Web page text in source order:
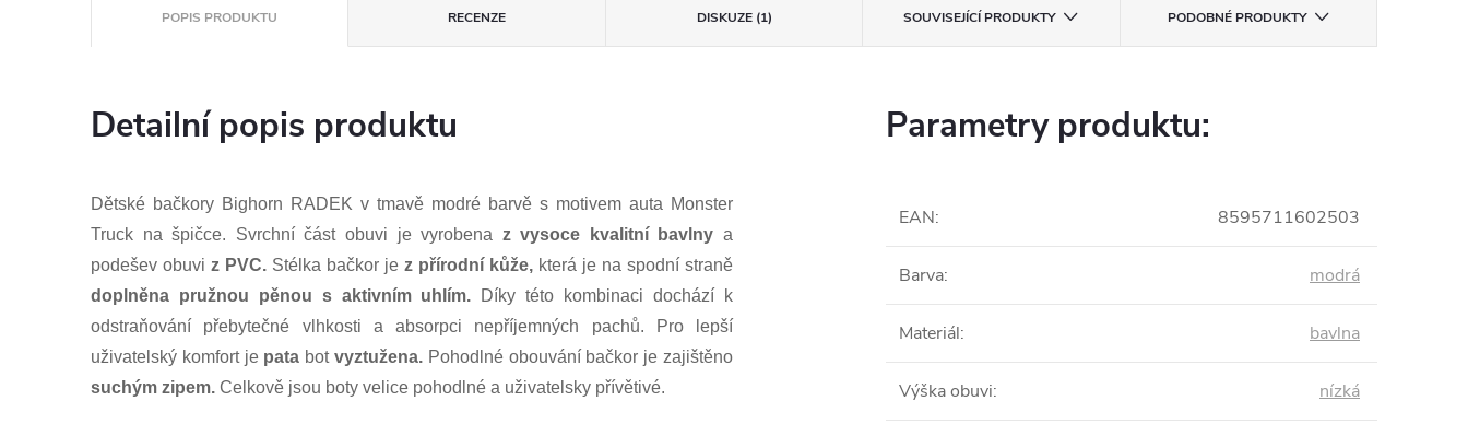
POPIS PRODUKTU RECENZE DISKUZE (1) SOUVISEJÍCÍ PRODUKTY PODOBNÉ PRODUKTY
Detailní popis produktu
Dětské bačkory Bighorn RADEK v tmavě modré barvě s motivem auta Monster
Truck na špičce. Svrchní část obuvi je vyrobena z vysoce kvalitní bavlny a
podešev obuvi z PVC. Stélka bačkor je z přírodní kůže, která je na spodní straně
doplněna pružnou pěnou s aktivním uhlím. Díky této kombinaci dochází k
odstraňování přebytečné vlhkosti a absorpci nepříjemných pachů. Pro lepší
uživatelský komfort je pata botvyztužena. Pohodlné obouvání bačkor je zajištěno
suchým zipem. Celkově jsou boty velice pohodlné a uživatelsky přívětivé.
Parametry produktu:
EAN: 8595711602503
Barva: modrá
Materiál: bavlna
Výška obuvi: nízká